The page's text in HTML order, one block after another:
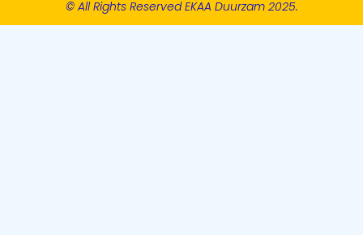
© All Rights Reserved EKAA Duurzam 2025.